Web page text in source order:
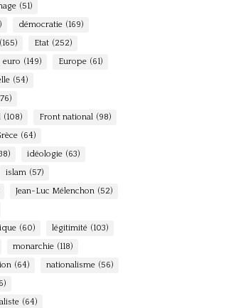
(51)
démocratie (169)
(165) Etat (252)
euro (149) Europe (61)
(54)
(108) Front national (98)
(64)
idéologie (63)
islam (57)
Jean-Luc Mélenchon (52)
(60) légitimité (103)
monarchie (118)
(64) nationalisme (56)
(64)